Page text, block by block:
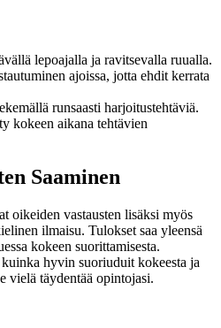
lepoajalla ja ravitsevalla ruualla.
ajoissa, jotta ehdit kerrata
runsaasti harjoitustehtäviä.
kokeen aikana tehtävien
Saaminen
oikeiden vastausten lisäksi myös
ilmaisu. Tulokset saa yleensä
kokeen suorittamisesta.
hyvin suoriuduit kokeesta ja
vielä täydentää opintojasi.